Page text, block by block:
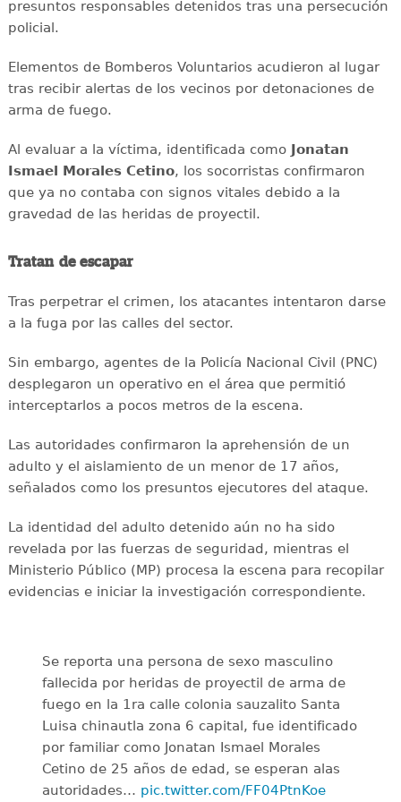
presuntos responsables detenidos tras una persecución
policial.
Elementos de Bomberos Voluntarios acudieron al lugar
tras recibir alertas de los vecinos por detonaciones de
arma de fuego.
Al evaluar a la víctima, identificada como Jonatan
Ismael Morales Cetino, los socorristas confirmaron
que ya no contaba con signos vitales debido a la
gravedad de las heridas de proyectil.
Tratan de escapar
Tras perpetrar el crimen, los atacantes intentaron darse
a la fuga por las calles del sector.
Sin embargo, agentes de la Policía Nacional Civil (PNC)
desplegaron un operativo en el área que permitió
interceptarlos a pocos metros de la escena.
Las autoridades confirmaron la aprehensión de un
adulto y el aislamiento de un menor de 17 años,
señalados como los presuntos ejecutores del ataque.
La identidad del adulto detenido aún no ha sido
revelada por las fuerzas de seguridad, mientras el
Ministerio Público (MP) procesa la escena para recopilar
evidencias e iniciar la investigación correspondiente.
Se reporta una persona de sexo masculino
fallecida por heridas de proyectil de arma de
fuego en la 1ra calle colonia sauzalito Santa
Luisa chinautla zona 6 capital, fue identificado
por familiar como Jonatan Ismael Morales
Cetino de 25 años de edad, se esperan alas
autoridades… pic.twitter.com/FF04PtnKoe